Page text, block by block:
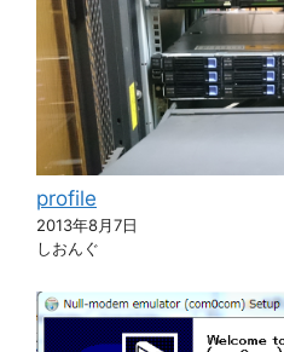
profile
2013年8月7日
しおんぐ